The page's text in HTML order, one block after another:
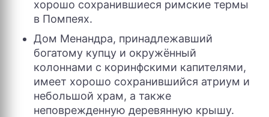
хорошо сохранившиеся римские термы
в Помпеях.
Дом Менандра, принадлежавший
богатому купцу и окружённый
колоннами с коринфскими капителями,
имеет хорошо сохранившийся атриум и
небольшой храм, а также
неповрежденную деревянную крышу.